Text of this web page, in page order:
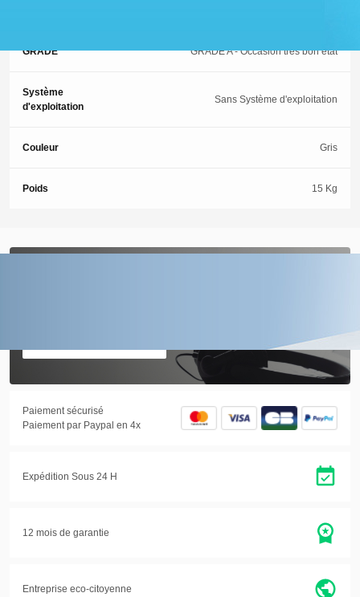
GRADE GRADE A - Occasion très bon état
Système
d'exploitation
Sans Système d'exploitation
Couleur Gris
Poids 15 Kg
Paiement sécurisé
Paiement par Paypal en 4x
Expédition Sous 24 H
12 mois de garantie
Entreprise eco-citoyenne